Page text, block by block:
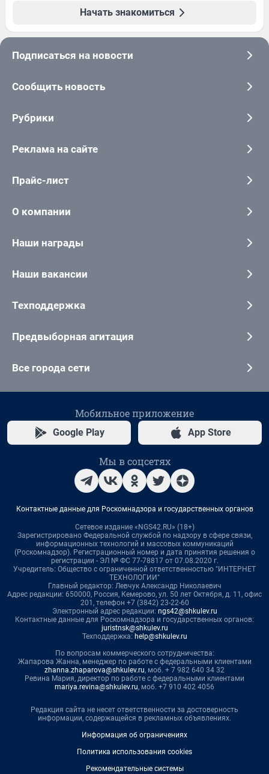
Начать знакомиться
Подписаться на новости
Сообщить новость
Рубрики
Реклама на сайте
Прайс-лист
О компании
Наши награды
Наши вакансии
Техподдержка
Предвыборная агитация
Все города сети
Мобильное приложение
Google Play App Store
Мы в соцсетях
Контактные данные для Роскомнадзора и государственных органов
Сетевое издание «NGS42.RU» (18+)
Зарегистрировано Федеральной службой по надзору в сфере связи,
информационных технологий и массовых коммуникаций
(Роскомнадзор). Регистрационный номер и дата принятия решения о
регистрации - ЭЛ № ФС 77-78817 от 07.08.2020 г.
Учредитель: Общество с ограниченной ответственностью "ИНТЕРНЕТ
ТЕХНОЛОГИИ"
Главный редактор: Левчук Александр Николаевич
Адрес редакции: 650000, Россия, Кемерово, ул. 50 лет Октября, д. 11, офис
201, телефон +7 (3842) 23-22-60
Электронный адрес редакции: ngs42@shkulev.ru
Контактные данные для Роскомнадзора и государственных органов:
juristnsk@shkulev.ru
Техподдержка: help@shkulev.ru
По вопросам коммерческого сотрудничества:
Жапарова Жанна, менеджер по работе с федеральными клиентами
zhanna.zhaparova@shkulev.ru, моб. + 7 982 640 34 32
Ревина Мария, директор по работе с федеральными клиентами
mariya.revina@shkulev.ru, моб. +7 910 402 4056
Редакция сайта не несет ответственности за достоверность
информации, содержащейся в рекламных объявлениях.
Информация об ограничениях
Политика использования cookies
Рекомендательные системы